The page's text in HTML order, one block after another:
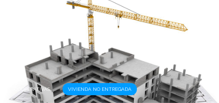
COOPERATIVAS , VIVIENDA NO ENTREGADA